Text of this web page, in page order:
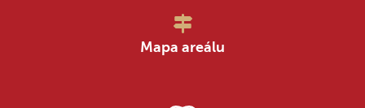
Mapa areálu